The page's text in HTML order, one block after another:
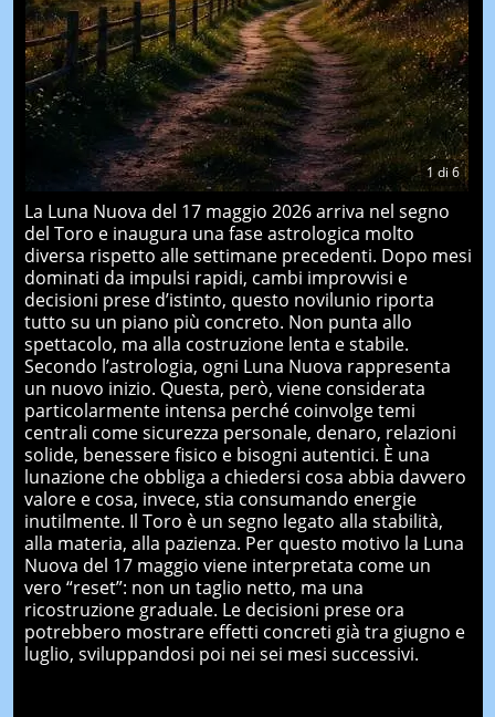
1 di 6
La Luna Nuova del 17 maggio 2026 arriva nel segno
del Toro e inaugura una fase astrologica molto
diversa rispetto alle settimane precedenti. Dopo mesi
dominati da impulsi rapidi, cambi improvvisi e
decisioni prese d’istinto, questo novilunio riporta
tutto su un piano più concreto. Non punta allo
spettacolo, ma alla costruzione lenta e stabile.
Secondo l’astrologia, ogni Luna Nuova rappresenta
un nuovo inizio. Questa, però, viene considerata
particolarmente intensa perché coinvolge temi
centrali come sicurezza personale, denaro, relazioni
solide, benessere fisico e bisogni autentici. È una
lunazione che obbliga a chiedersi cosa abbia davvero
valore e cosa, invece, stia consumando energie
inutilmente. Il Toro è un segno legato alla stabilità,
alla materia, alla pazienza. Per questo motivo la Luna
Nuova del 17 maggio viene interpretata come un
vero “reset”: non un taglio netto, ma una
ricostruzione graduale. Le decisioni prese ora
potrebbero mostrare effetti concreti già tra giugno e
luglio, sviluppandosi poi nei sei mesi successivi.